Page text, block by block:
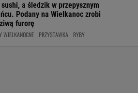
a śledzik w przepysznym
Podany na Wielkanoc zrobi
furorę
WIELKANOCNE PRZYSTAWKA RYBY